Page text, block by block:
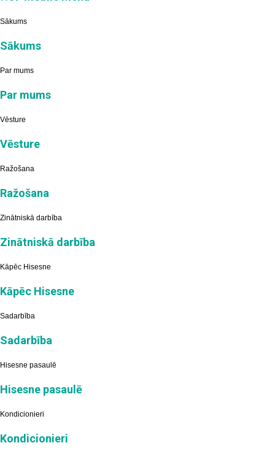
Sākums
Sākums
Par mums
Par mums
Vēsture
Vēsture
Ražošana
Ražošana
Zinātniskā darbība
Zinātniskā darbība
Kāpēc Hisesne
Kāpēc Hisesne
Sadarbība
Sadarbība
Hisesne pasaulē
Hisesne pasaulē
Kondicionieri
Kondicionieri